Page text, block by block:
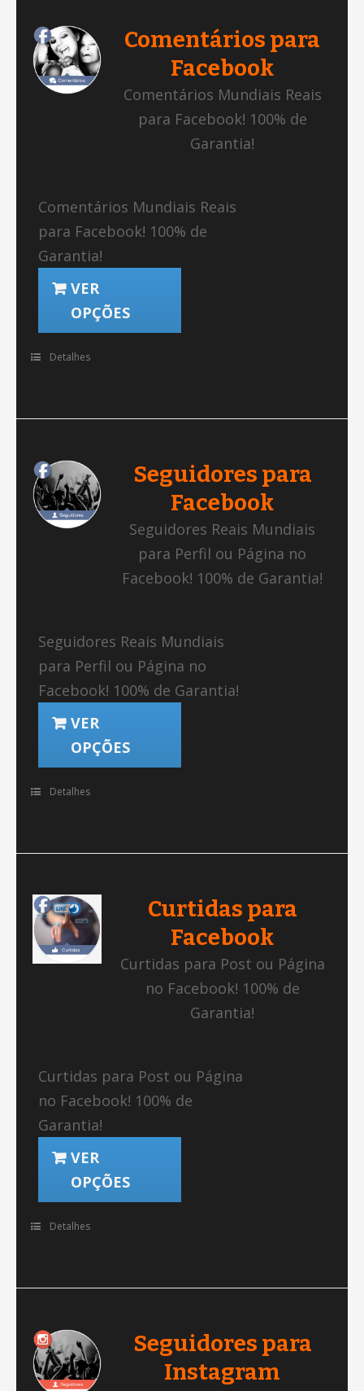
Comentários para
Facebook
Comentários Mundiais Reais
para Facebook! 100% de
Garantia!
Comentários Mundiais Reais
para Facebook! 100% de
Garantia!
VER
OPÇÕES
Detalhes
Seguidores para
Facebook
Seguidores Reais Mundiais
para Perfil ou Página no
Facebook! 100% de Garantia!
Seguidores Reais Mundiais
para Perfil ou Página no
Facebook! 100% de Garantia!
VER
OPÇÕES
Detalhes
Curtidas para
Facebook
Curtidas para Post ou Página
no Facebook! 100% de
Garantia!
Curtidas para Post ou Página
no Facebook! 100% de
Garantia!
VER
OPÇÕES
Detalhes
Seguidores para
Instagram